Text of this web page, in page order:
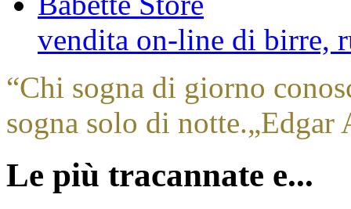
vendita on-line di birre,
“Chi sogna di giorno
sogna solo di notte.„Edgar
Le più tracannate e...